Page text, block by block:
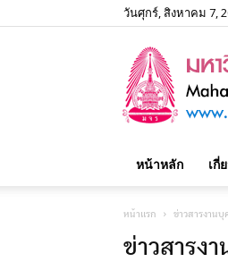
วันศุกร์, สิงหาคม 7,
หน้าหลัก เกี่
หน้าแรก ข่าวสารงานบุ
ข่าวสารง